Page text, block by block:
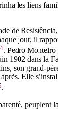
les liens
de
jour, il
. Pedro Monteiro
dans la
son grand-
Elle
.